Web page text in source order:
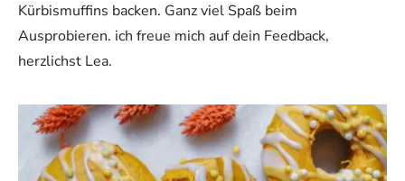
Kürbismuffins backen. Ganz viel Spaß beim
Ausprobieren. ich freue mich auf dein Feedback,
herzlichst Lea.